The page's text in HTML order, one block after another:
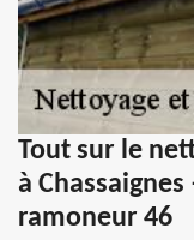
Tout sur le
à
ramoneur 46